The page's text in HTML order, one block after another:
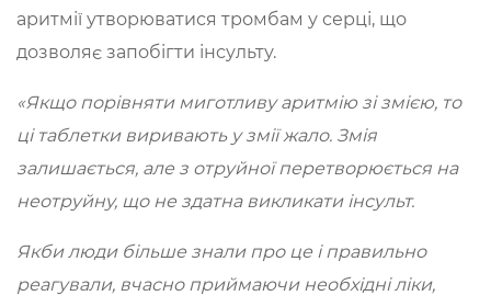
аритмії утворюватися тромбам у серці, що
дозволяє запобігти інсульту.
«Якщо порівняти миготливу аритмію зі змією, то
ці таблетки виривають у змії жало. Змія
залишається, але з отруйної перетворюється на
неотруйну, що не здатна викликати інсульт.
Якби люди більше знали про це і правильно
реагували, вчасно приймаючи необхідні ліки,